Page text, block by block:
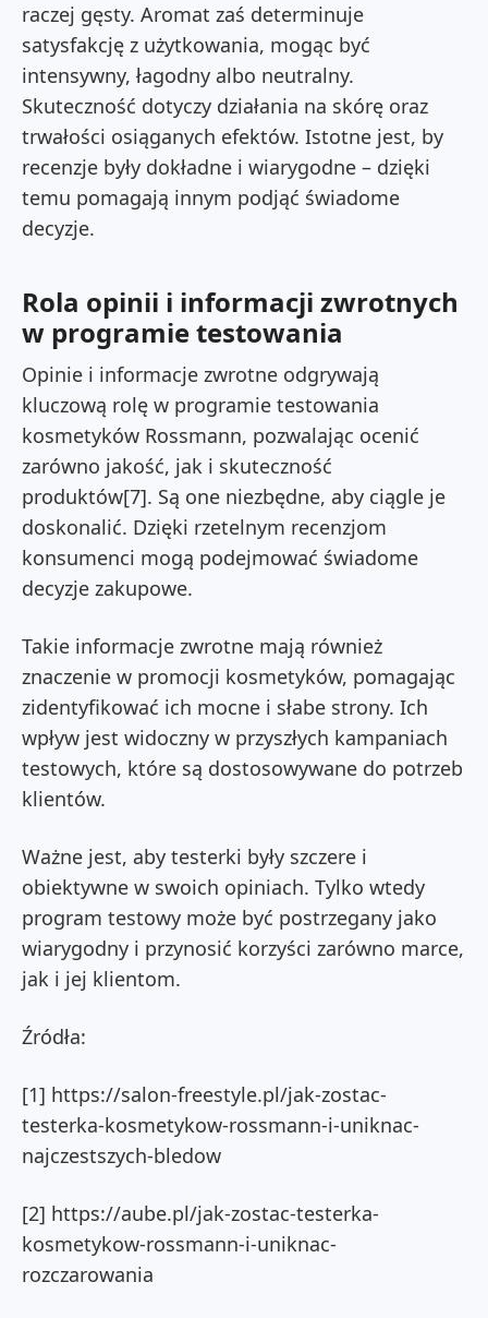
raczej gęsty. Aromat zaś determinuje
satysfakcję z użytkowania, mogąc być
intensywny, łagodny albo neutralny.
Skuteczność dotyczy działania na skórę oraz
trwałości osiąganych efektów. Istotne jest, by
recenzje były dokładne i wiarygodne – dzięki
temu pomagają innym podjąć świadome
decyzje.
Rola opinii i informacji zwrotnych
w programie testowania
Opinie i informacje zwrotne odgrywają
kluczową rolę w programie testowania
kosmetyków Rossmann, pozwalając ocenić
zarówno jakość, jak i skuteczność
produktów[7]. Są one niezbędne, aby ciągle je
doskonalić. Dzięki rzetelnym recenzjom
konsumenci mogą podejmować świadome
decyzje zakupowe.
Takie informacje zwrotne mają również
znaczenie w promocji kosmetyków, pomagając
zidentyfikować ich mocne i słabe strony. Ich
wpływ jest widoczny w przyszłych kampaniach
testowych, które są dostosowywane do potrzeb
klientów.
Ważne jest, aby testerki były szczere i
obiektywne w swoich opiniach. Tylko wtedy
program testowy może być postrzegany jako
wiarygodny i przynosić korzyści zarówno marce,
jak i jej klientom.
Źródła:
[1] https://salon-freestyle.pl/jak-zostac-
testerka-kosmetykow-rossmann-i-uniknac-
najczestszych-bledow
[2] https://aube.pl/jak-zostac-testerka-
kosmetykow-rossmann-i-uniknac-
rozczarowania